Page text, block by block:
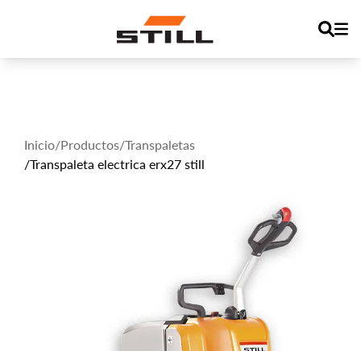
Inicio/Productos/Transpaletas
/Transpaleta electrica erx27 still